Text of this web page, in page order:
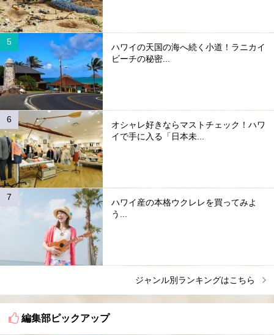
ハワイの天国の海へ続く小道！ラニカイ
ビーチの秘密...
オシャレ好きならマストチェック！ハワ
イで手に入る「日本未...
ハワイ産の本格ウクレレを買ってみよ
う...
ジャンル別ランキングはこちら
編集部ピックアップ